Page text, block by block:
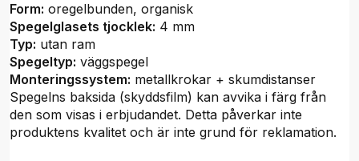
Form: oregelbunden, organisk
Spegelglasets tjocklek: 4 mm
Typ: utan ram
Spegeltyp: väggspegel
Monteringssystem: metallkrokar + skumdistanser
Spegelns baksida (skyddsfilm) kan avvika i färg från
den som visas i erbjudandet. Detta påverkar inte
produktens kvalitet och är inte grund för reklamation.